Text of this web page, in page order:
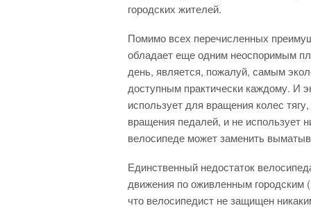
городских жителей.
Помимо всех перечисленных
обладает еще одним неоспоримым
день, является, пожалуй, самым
доступным практически каждому. И
использует для вращения колес
вращения педалей, и не использует
велосипеде может заменить
Единственный недостаток
движения по оживленным городским
что велосипедист не защищен